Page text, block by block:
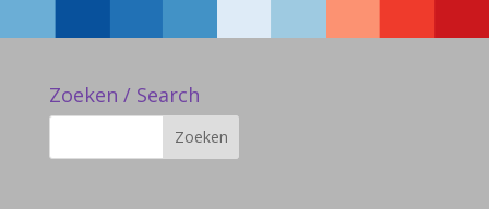
Zoeken / Search